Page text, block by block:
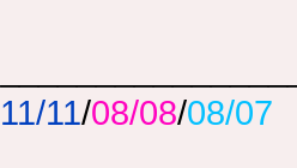
11/11/08/08/08/07